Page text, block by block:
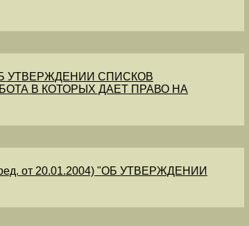
УТВЕРЖДЕНИИ СПИСКОВ
В КОТОРЫХ ДАЕТ ПРАВО НА
от 20.01.2004) "ОБ УТВЕРЖДЕНИИ